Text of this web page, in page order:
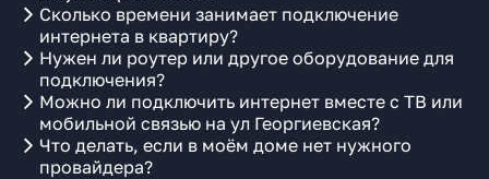
Сколько времени занимает подключение
интернета в квартиру?
Нужен ли роутер или другое оборудование для
подключения?
Можно ли подключить интернет вместе с ТВ или
мобильной связью на ул Георгиевская?
Что делать, если в моём доме нет нужного
провайдера?